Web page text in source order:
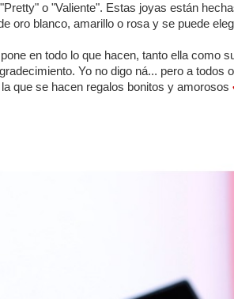
o "Valiente". Estas joyas están
oro blanco, amarillo o rosa y se puede
en todo lo que hacen, tanto ella como
Yo no digo ná... pero a todos
que se hacen regalos bonitos y amorosos